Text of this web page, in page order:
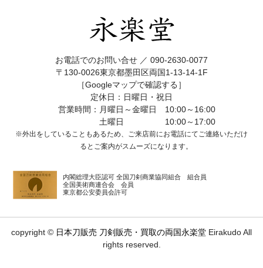
お電話でのお問い合せ ／ 090-2630-0077
〒130-0026東京都墨田区両国1-13-14-1F
［Googleマップで確認する］
定休日：日曜日・祝日
営業時間：月曜日～金曜日 10:00～16:00
土曜日 10:00～17:00
※外出をしていることもあるため、ご来店前にお電話にてご連絡いただけ
ると ご案内がスムーズになります。
内閣総理大臣認可 全国刀剣商業協同組合 組合員
全国美術商連合会 会員
東京都公安委員会許可
copyright © 日本刀販売 刀剣販売・買取の両国永楽堂 Eirakudo All
rights reserved.